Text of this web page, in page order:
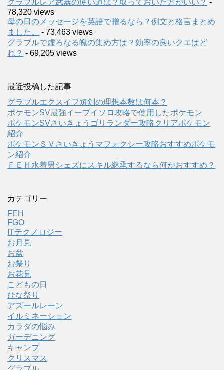
グラブルレア武器の使い道は？取っておいた方がいい？ -
78,320 views
母の日のメッセージを英語で贈るなら？例文と格言まとめ
ました。
- 73,463 views
グラブルで虚ろなる魄の集め方は？効率の良いクエはど
れ？ - 69,205 views
最近投稿した記事
グラブルエクスイフ短剣の理想本数は何本？
ポケモンSV最強イーブイソロ攻略で使用したポケモン
ポケモンSVさいきょうゴリランダー攻略クリアポケモン
紹介
ポケモンＳＶさいきょうマフォクシー攻略おすすめポケモ
ン紹介
ＦＥＨ水着男シェズにスキル継承するなら何がおすすめ？
カテゴリー
FEH
FGO
ITテクノロジー
お月見
お盆
お祭り
お花見
こどもの日
ひな祭り
アズールレーン
イルミネーション
カラダの悩み
ガーデニング
キャンプ
クリスマス